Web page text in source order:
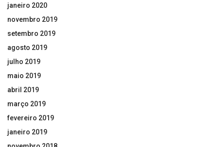
janeiro 2020
novembro 2019
setembro 2019
agosto 2019
julho 2019
maio 2019
abril 2019
março 2019
fevereiro 2019
janeiro 2019